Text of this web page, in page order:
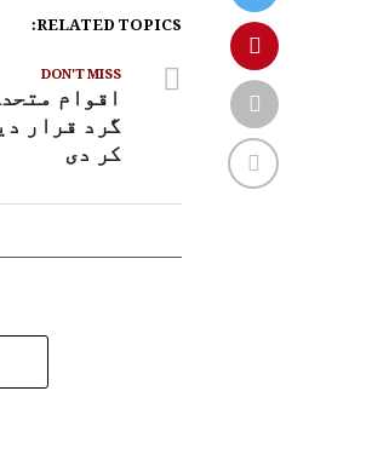
RELATED TOPICS:
DON'T MISS
اقوام
گرد قرار
کر دی